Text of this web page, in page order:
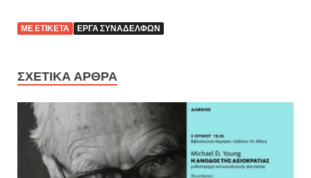
ΜΕ ΕΤΙΚΈΤΑ ΈΡΓΑ ΣΥΝΑΔΈΛΦΩΝ
ΣΧΕΤΙΚΆ ΆΡΘΡΑ